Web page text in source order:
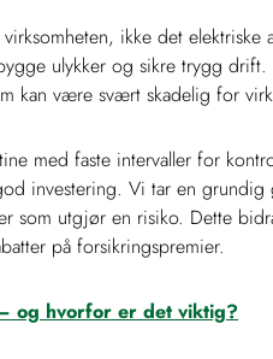
ikke det elektriske
ulykker og sikre trygg drift.
kan være svært skadelig for
med faste intervaller for
investering. Vi tar en grundig
som utgjør en risiko. Dette
på forsikringspremier.
og hvorfor er det viktig?